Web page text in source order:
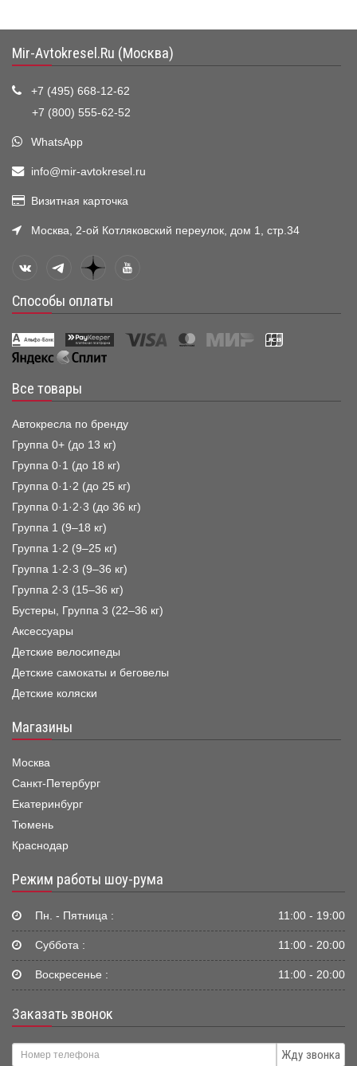
Mir-Avtokresel.Ru (Москва)
+7 (495) 668-12-62
+7 (800) 555-62-52
WhatsApp
info@mir-avtokresel.ru
Визитная карточка
Москва, 2-ой Котляковский переулок, дом 1, стр.34
Способы оплаты
Все товары
Автокресла по бренду
Группа 0+ (до 13 кг)
Группа 0·1 (до 18 кг)
Группа 0·1·2 (до 25 кг)
Группа 0·1·2·3 (до 36 кг)
Группа 1 (9–18 кг)
Группа 1·2 (9–25 кг)
Группа 1·2·3 (9–36 кг)
Группа 2·3 (15–36 кг)
Бустеры, Группа 3 (22–36 кг)
Аксессуары
Детские велосипеды
Детские самокаты и беговелы
Детские коляски
Магазины
Москва
Санкт-Петербург
Екатеринбург
Тюмень
Краснодар
Режим работы шоу-рума
Пн. - Пятница : 11:00 - 19:00
Суббота : 11:00 - 20:00
Воскресенье : 11:00 - 20:00
Заказать звонок
Жду звонка